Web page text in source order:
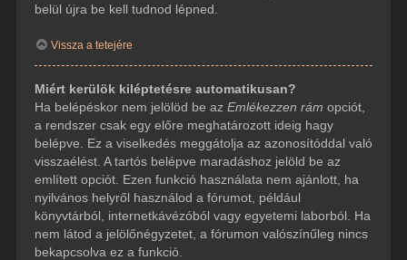
belül újra be kell tudnod lépned.
Vissza a tetejére
Miért kerülök kiléptetésre automatikusan?
Ha belépéskor nem jelölöd be az Emlékezzen rám opciót,
a rendszer csak egy előre meghatározott ideig hagy
belépve. Ez a viselkedés meggátolja az azonosítóddal való
visszaélést. A tartós belépve maradáshoz jelöld be az
említett opciót. Ezen funkció használata nem ajánlott, ha
nyilvános helyről használod a fórumot, például
könyvtárból, internetkávézóból vagy egyetemi laborból. Ha
nem látod a jelölőnégyzetet, a fórumon valószínűleg nincs
bekapcsolva ez a funkció.